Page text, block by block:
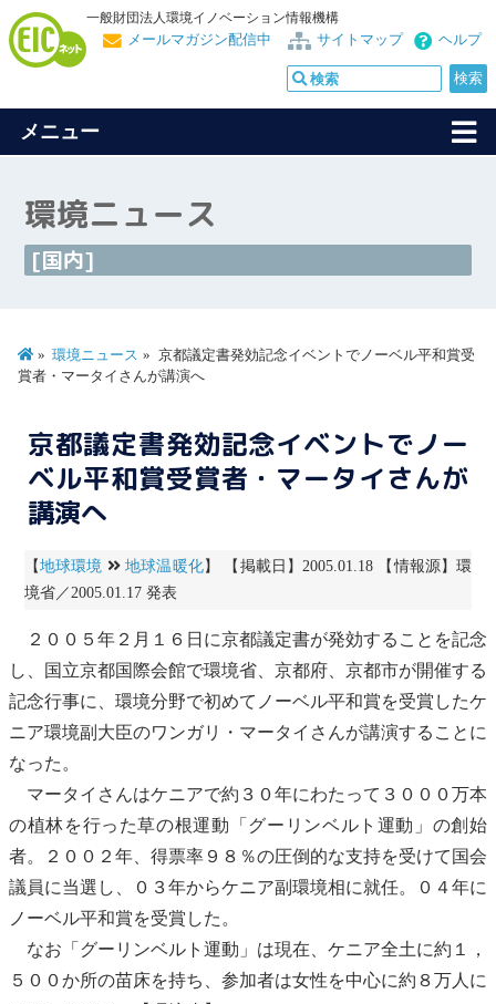
一般財団法人環境イノベーション情報機構
ヘルプ
サイトマップ
メールマガジン配信中
メニュー
環境ニュース
[国内]
環境ニュース
京都議定書発効記念イベントでノーベル平和賞受
賞者・マータイさんが講演へ
京都議定書発効記念イベントでノー
ベル平和賞受賞者・マータイさんが
講演へ
【地球環境 地球温暖化】 【掲載日】2005.01.18 【情報源】環
境省／2005.01.17 発表
２００５年２月１６日に京都議定書が発効することを記念
し、国立京都国際会館で環境省、京都府、京都市が開催する
記念行事に、環境分野で初めてノーベル平和賞を受賞したケ
ニア環境副大臣のワンガリ・マータイさんが講演することに
なった。
マータイさんはケニアで約３０年にわたって３０００万本
の植林を行った草の根運動「グーリンベルト運動」の創始
者。２００２年、得票率９８％の圧倒的な支持を受けて国会
議員に当選し、０３年からケニア副環境相に就任。０４年に
ノーベル平和賞を受賞した。
なお「グーリンベルト運動」は現在、ケニア全土に約１，
５００か所の苗床を持ち、参加者は女性を中心に約８万人に